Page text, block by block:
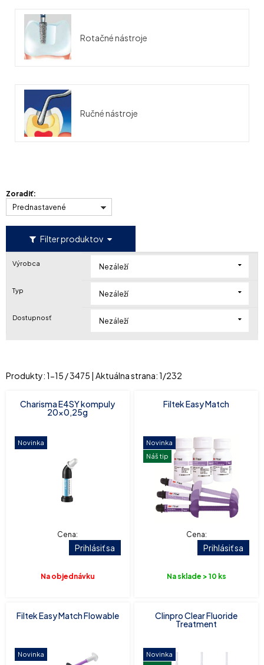
Rotačné nástroje
Ručné nástroje
Filter produktov
Zoradiť:
Prednastavené
Výrobca Nezáleží
Typ Nezáleží
Dostupnosť Nezáleží
Produkty:1-15 /3475 | Aktuálna strana:1/232
Charisma E4SY kompuly
20x0,25g
Novinka
Cena:
Prihlásiť sa
Na objednávku
Filtek Easy Match
Novinka
Náš tip
Cena:
Prihlásiť sa
Na sklade > 10 ks
Filtek Easy Match Flowable
Novinka
Clinpro Clear Fluoride
Treatment
Novinka